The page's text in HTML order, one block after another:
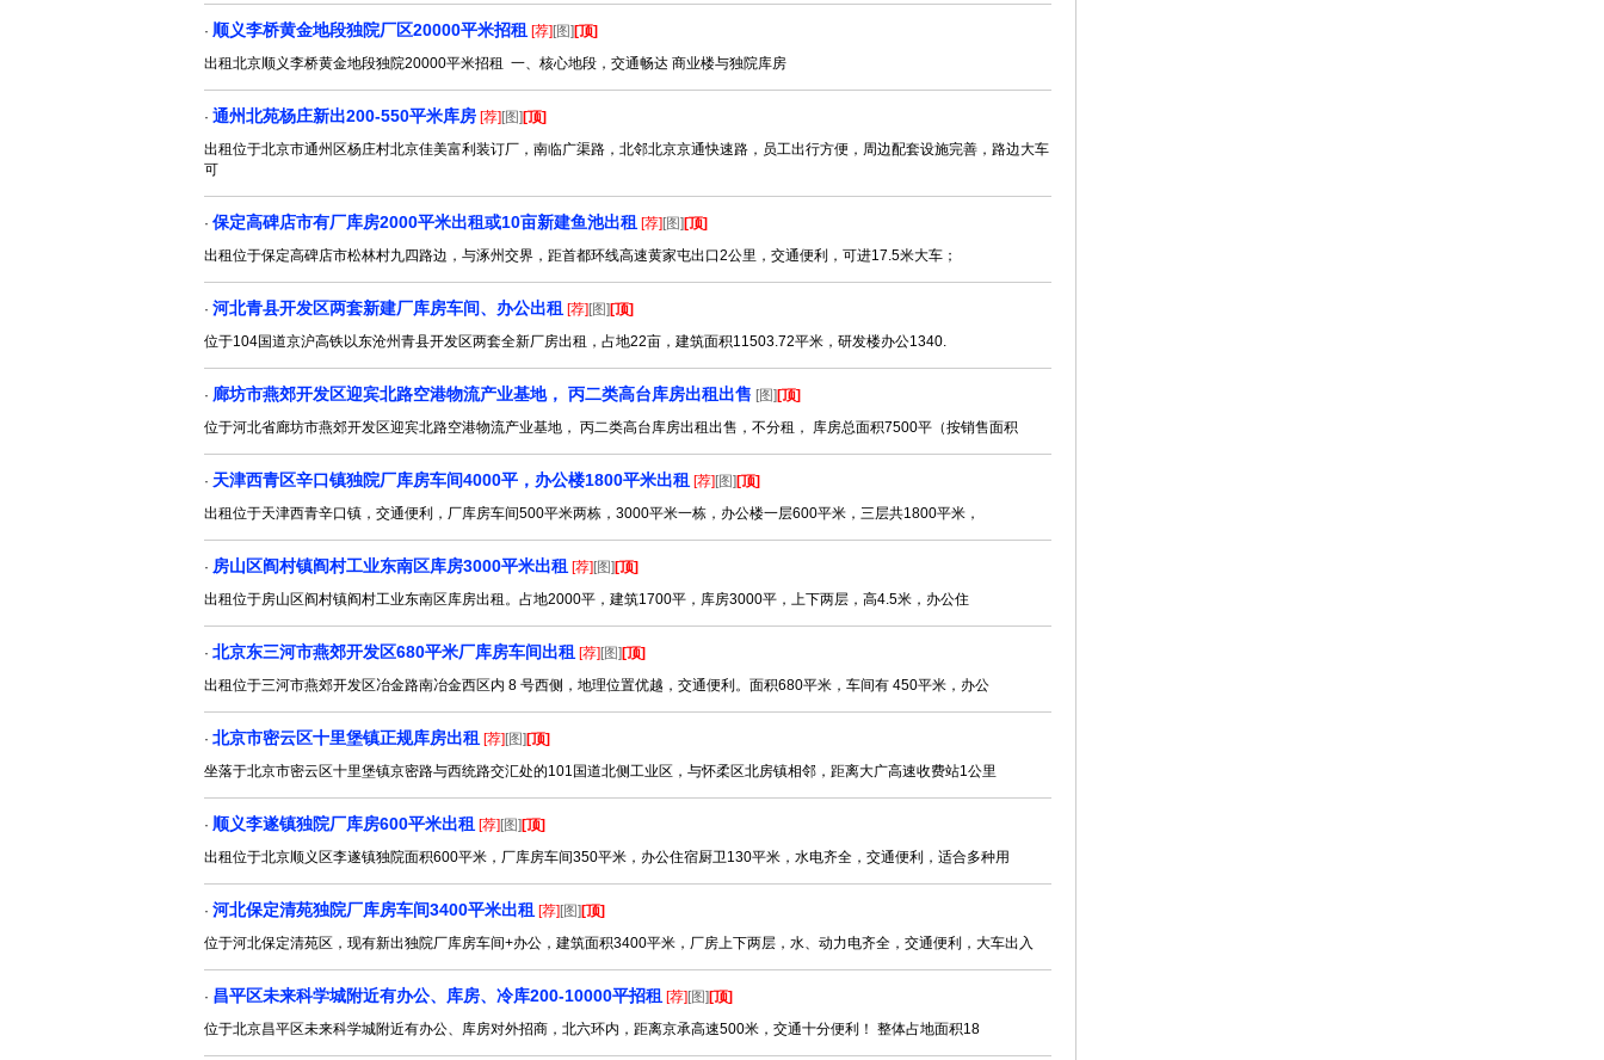
· 顺义李桥黄金地段独院厂区20000平米招租 [荐] [图] [顶]
出租北京顺义李桥黄金地段独院20000平米招租 一、核心地段，交通畅达 商业楼与独院库房
· 通州北苑杨庄新出200-550平米库房 [荐] [图] [顶]
出租位于北京市通州区杨庄村北京佳美富利装订厂，南临广渠路，北邻北京京通快速路，员工出行方便，周边配套设施完善，路边大车
可
· 保定高碑店市有厂库房2000平米出租或10亩新建鱼池出租 [荐] [图] [顶]
出租位于保定高碑店市松林村九四路边，与涿州交界，距首都环线高速黄家屯出口2公里，交通便利，可进17.5米大车；
· 河北青县开发区两套新建厂库房车间、办公出租 [荐] [图] [顶]
位于104国道京沪高铁以东沧州青县开发区两套全新厂房出租，占地22亩，建筑面积11503.72平米，研发楼办公1340.
· 廊坊市燕郊开发区迎宾北路空港物流产业基地， 丙二类高台库房出租出售 [图] [顶]
位于河北省廊坊市燕郊开发区迎宾北路空港物流产业基地， 丙二类高台库房出租出售，不分租， 库房总面积7500平（按销售面积
· 天津西青区辛口镇独院厂库房车间4000平，办公楼1800平米出租 [荐] [图] [顶]
出租位于天津西青辛口镇，交通便利，厂库房车间500平米两栋，3000平米一栋，办公楼一层600平米，三层共1800平米，
· 房山区阎村镇阎村工业东南区库房3000平米出租 [荐] [图] [顶]
出租位于房山区阎村镇阎村工业东南区库房出租。占地2000平，建筑1700平，库房3000平，上下两层，高4.5米，办公住
· 北京东三河市燕郊开发区680平米厂库房车间出租 [荐] [图] [顶]
出租位于三河市燕郊开发区冶金路南冶金西区内 8 号西侧，地理位置优越，交通便利。面积680平米，车间有 450平米，办公
· 北京市密云区十里堡镇正规库房出租 [荐] [图] [顶]
坐落于北京市密云区十里堡镇京密路与西统路交汇处的101国道北侧工业区，与怀柔区北房镇相邻，距离大广高速收费站1公里
· 顺义李遂镇独院厂库房600平米出租 [荐] [图] [顶]
出租位于北京顺义区李遂镇独院面积600平米，厂库房车间350平米，办公住宿厨卫130平米，水电齐全，交通便利，适合多种用
· 河北保定清苑独院厂库房车间3400平米出租 [荐] [图] [顶]
位于河北保定清苑区，现有新出独院厂库房车间+办公，建筑面积3400平米，厂房上下两层，水、动力电齐全，交通便利，大车出入
· 昌平区未来科学城附近有办公、库房、冷库200-10000平招租 [荐] [图] [顶]
位于北京昌平区未来科学城附近有办公、库房对外招商，北六环内，距离京承高速500米，交通十分便利！ 整体占地面积18